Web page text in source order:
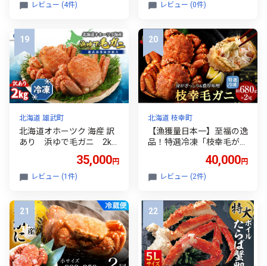
こがに 香箱蟹 ズワイガニ
こがに せこ蟹 ずわい蟹 せ
いこがに セコガニ セイコ
蟹 ボイル蟹 香箱蟹 セコ蟹
ボイルセイコガニ 蟹 せい
こがに 香箱ガニ 香箱 香箱
蟹
レビュー (4件)
らば蟹 タラバ蟹 たらば タ
g ひたちなか市 茨城県
レビュー (0件)
北海道 雄武町
北海道オホーツク 海産 訳
あり 浜ゆで毛ガニ 2kg
ーツク産 雄武町 雄武産 ふ
9】
35,000円
レビュー (1件)
北海道 枝幸町
【漁獲量日本一】至福の逸
品！特選冷凍「枝幸毛が
ニ オホーツク 北海道
40,000円
レビュー (2件)